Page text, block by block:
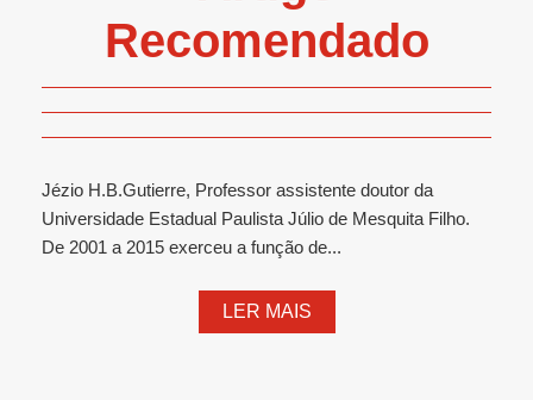
Recomendado
Jézio H.B.Gutierre, Professor assistente doutor da
Universidade Estadual Paulista Júlio de Mesquita Filho.
De 2001 a 2015 exerceu a função de...
LER MAIS